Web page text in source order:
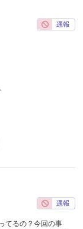
てるの？今回の事